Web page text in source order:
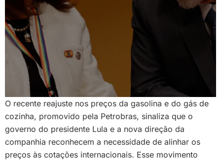
O recente reajuste nos preços da gasolina e do gás de
cozinha, promovido pela Petrobras, sinaliza que o
governo do presidente Lula e a nova direção da
companhia reconhecem a necessidade de alinhar os
preços às cotações internacionais. Esse movimento